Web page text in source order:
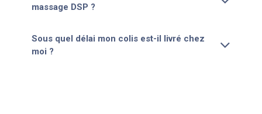
massage DSP ?
Sous quel délai mon colis est-il livré chez
moi ?